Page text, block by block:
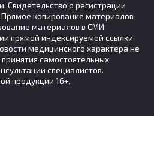
Свидетельство о регистрации
копирование материалов
материалов в СМИ
прямой индексируемой ссылки
медицинского характера не
самостоятельных
специалистов.
продукции 16+.